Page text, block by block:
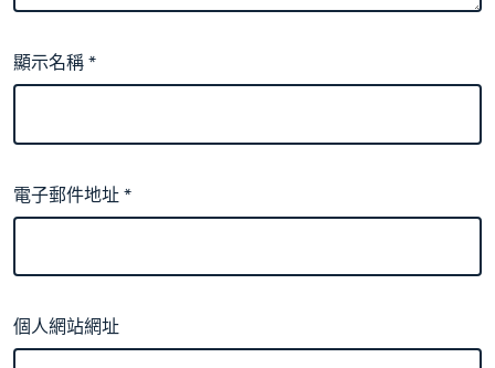
顯示名稱*
電子郵件地址*
個人網站網址